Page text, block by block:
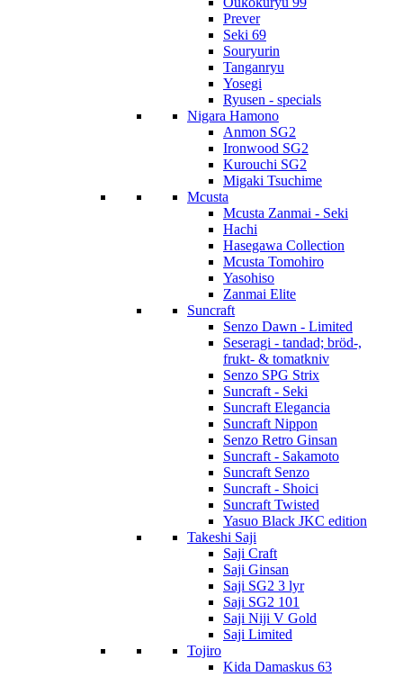
Prever
Seki 69
Souryurin
Tanganryu
Yosegi
Ryusen - specials
Nigara Hamono
Anmon SG2
Ironwood SG2
Kurouchi SG2
Migaki Tsuchime
Mcusta
Mcusta Zanmai - Seki
Hachi
Hasegawa Collection
Mcusta Tomohiro
Yasohiso
Zanmai Elite
Suncraft
Senzo Dawn - Limited
Seseragi - tandad; bröd-,
frukt- & tomatkniv
Senzo SPG Strix
Suncraft - Seki
Suncraft Elegancia
Suncraft Nippon
Senzo Retro Ginsan
Suncraft - Sakamoto
Suncraft Senzo
Suncraft - Shoici
Suncraft Twisted
Yasuo Black JKC edition
Takeshi Saji
Saji Craft
Saji Ginsan
Saji SG2 3 lyr
Saji SG2 101
Saji Niji V Gold
Saji Limited
Tojiro
Kida Damaskus 63